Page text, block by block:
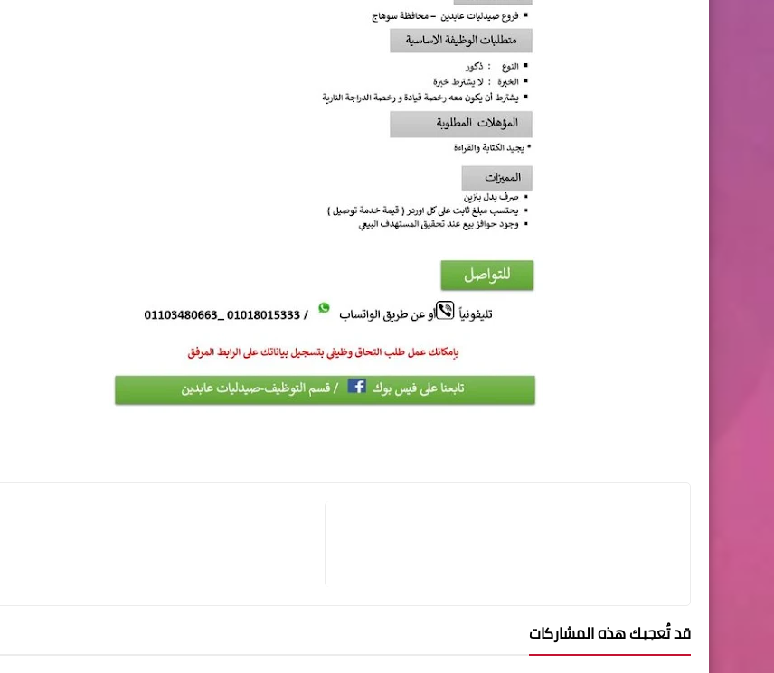
قد تُعجبك هذه المشاركات